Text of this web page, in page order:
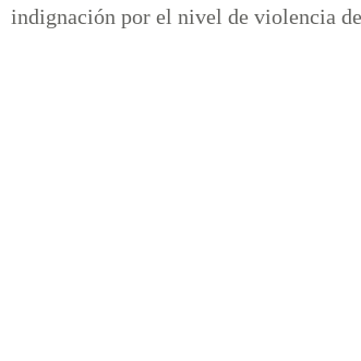
indignación por el nivel de violencia